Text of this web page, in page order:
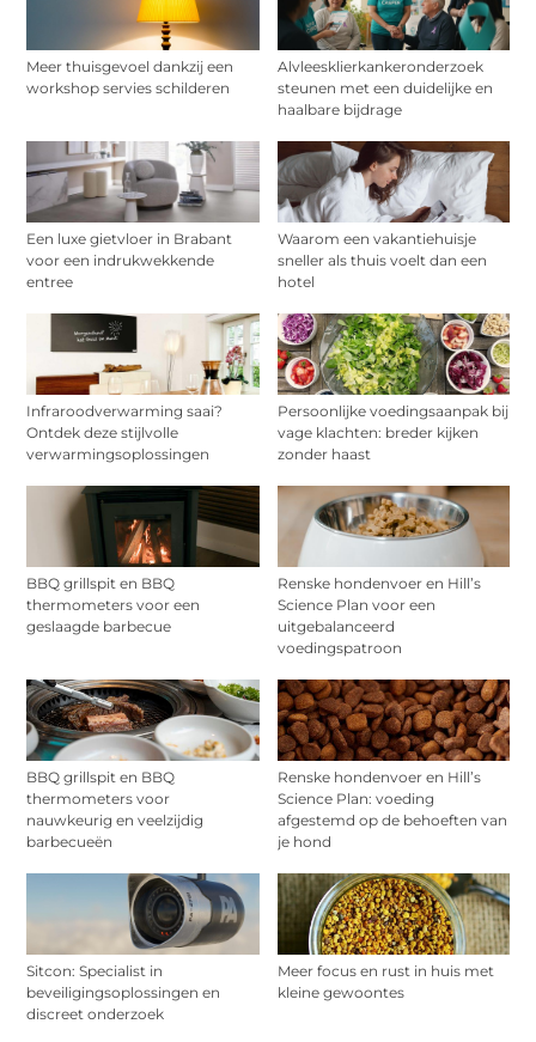
Meer thuisgevoel dankzij een
workshop servies schilderen
Alvleesklierkankeronderzoek
steunen met een duidelijke en
haalbare bijdrage
Een luxe gietvloer in Brabant
voor een indrukwekkende
entree
Waarom een vakantiehuisje
sneller als thuis voelt dan een
hotel
Infraroodverwarming saai?
Ontdek deze stijlvolle
verwarmingsoplossingen
Persoonlijke voedingsaanpak bij
vage klachten: breder kijken
zonder haast
BBQ grillspit en BBQ
thermometers voor een
geslaagde barbecue
Renske hondenvoer en Hill’s
Science Plan voor een
uitgebalanceerd
voedingspatroon
BBQ grillspit en BBQ
thermometers voor
nauwkeurig en veelzijdig
barbecueën
Renske hondenvoer en Hill’s
Science Plan: voeding
afgestemd op de behoeften van
je hond
Sitcon: Specialist in
beveiligingsoplossingen en
discreet onderzoek
Meer focus en rust in huis met
kleine gewoontes